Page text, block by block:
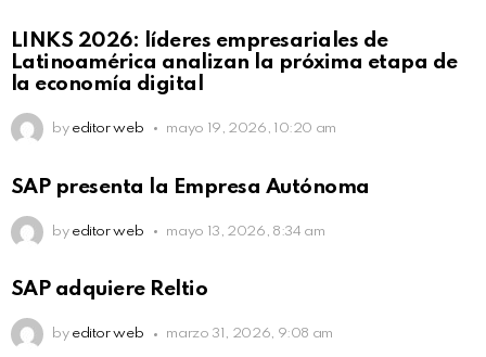
LINKS 2026: líderes empresariales de
Latinoamérica analizan la próxima etapa de
la economía digital
by editor web mayo 19, 2026, 10:20 am
SAP presenta la Empresa Autónoma
by editor web mayo 13, 2026, 8:34 am
SAP adquiere Reltio
by editor web marzo 31, 2026, 9:08 am